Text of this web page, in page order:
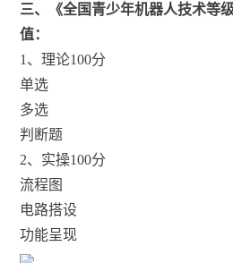
三、《全国青少年机器人技术等
值：
1、理论100分
单选
多选
判断题
2、实操100分
流程图
电路搭设
功能呈现